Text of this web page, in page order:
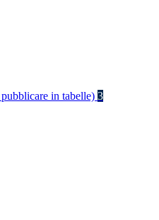
in tabelle) 3